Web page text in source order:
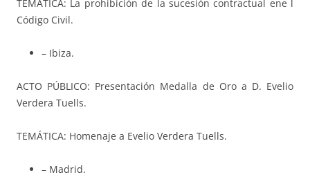
TEMÁTICA: La prohibición de la sucesión contractual ene l
Código Civil.
– Ibiza.
ACTO PÚBLICO: Presentación Medalla de Oro a D. Evelio
Verdera Tuells.
TEMÁTICA: Homenaje a Evelio Verdera Tuells.
– Madrid.